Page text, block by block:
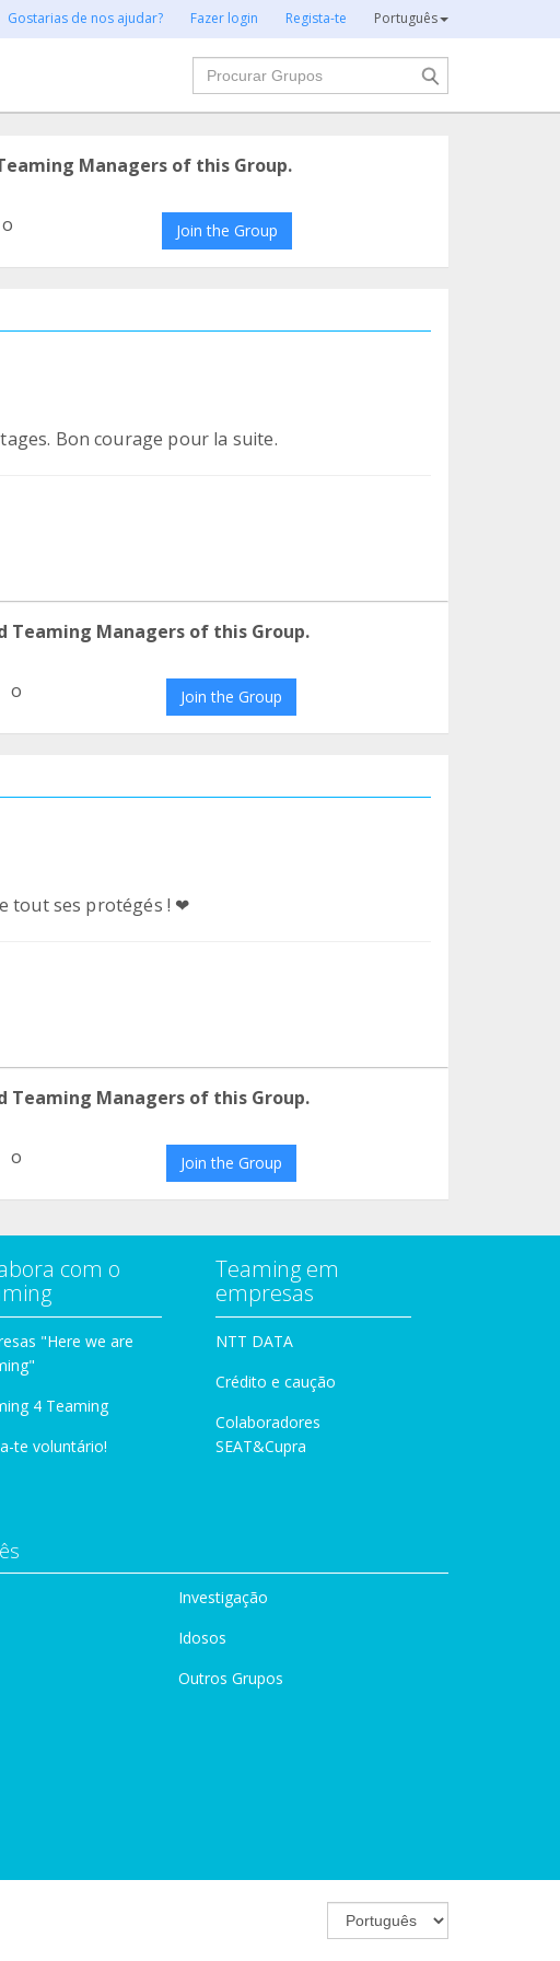
Gostarias de nos ajudar? Fazer login Regista-te Português
Procurar
Managers of this Group.
o Join the Group
Bon courage pour la suite.
Teaming Managers of this Group.
o Join the Group
tout ses protégés ! ❤
Teaming Managers of this Group.
o Join the Group
com o
"Here we are
4 Teaming
te voluntário!
Teaming em
empresas
NTT DATA
Crédito e caução
Colaboradores
SEAT&Cupra
Investigação
Idosos
Outros Grupos